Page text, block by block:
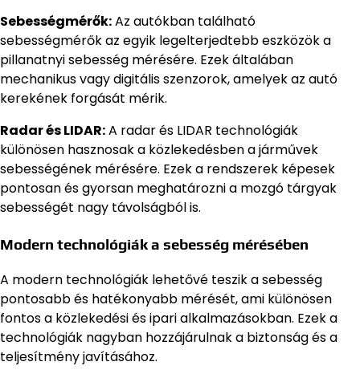
Sebességmérők:Az autókban található
sebességmérők az egyik legelterjedtebb eszközök a
pillanatnyi sebesség mérésére. Ezek általában
mechanikus vagy digitális szenzorok, amelyek az autó
kerekének forgását mérik.
Radar és LIDAR:A radar és LIDAR technológiák
különösen hasznosak a közlekedésben a járművek
sebességének mérésére. Ezek a rendszerek képesek
pontosan és gyorsan meghatározni a mozgó tárgyak
sebességét nagy távolságból is.
Modern technológiák a sebesség mérésében
A modern technológiák lehetővé teszik a sebesség
pontosabb és hatékonyabb mérését, ami különösen
fontos a közlekedési és ipari alkalmazásokban. Ezek a
technológiák nagyban hozzájárulnak a biztonság és a
teljesítmény javításához.